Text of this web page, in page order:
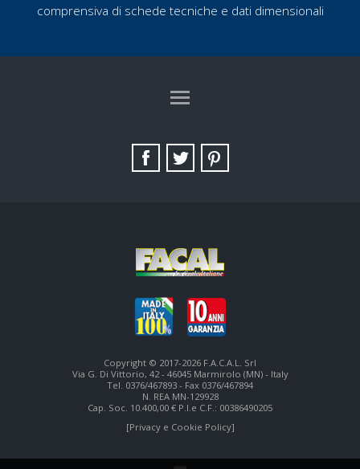
comprensiva di schede tecniche e dati dimensionali
SITE MAP
Copyright © 2017-2026 F.A.C.A.L. Srl
Via G. Di Vittorio, 42 - 46045 Marmirolo (MN) - Italy
Tel. 0376/467893 - Fax 0376/467894
N. REA MN-129928
Cap. Soc. 10.400,00 € P.I.e C.F.: 00386490205
[Privacy e Cookie Policy]